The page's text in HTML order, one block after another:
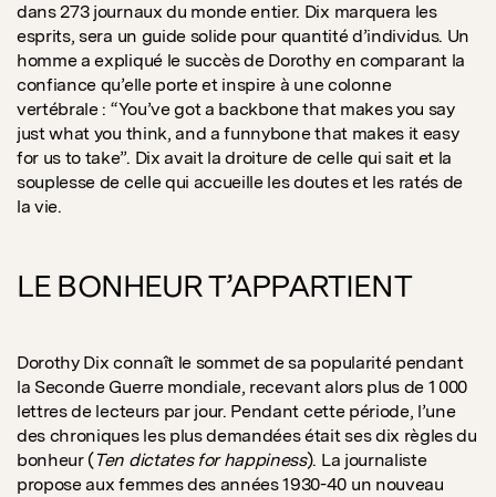
dans 273 journaux du monde entier. Dix marquera les
esprits, sera un guide solide pour quantité d’individus. Un
homme a expliqué le succès de Dorothy en comparant la
confiance qu’elle porte et inspire à une colonne
vertébrale : “You’ve got a backbone that makes you say
just what you think, and a funnybone that makes it easy
for us to take”. Dix avait la droiture de celle qui sait et la
souplesse de celle qui accueille les doutes et les ratés de
la vie.
LE BONHEUR T’APPARTIENT
Dorothy Dix connaît le sommet de sa popularité pendant
la Seconde Guerre mondiale, recevant alors plus de 1 000
lettres de lecteurs par jour. Pendant cette période, l’une
des chroniques les plus demandées était ses dix règles du
bonheur (Ten dictates for happiness). La journaliste
propose aux femmes des années 1930-40 un nouveau